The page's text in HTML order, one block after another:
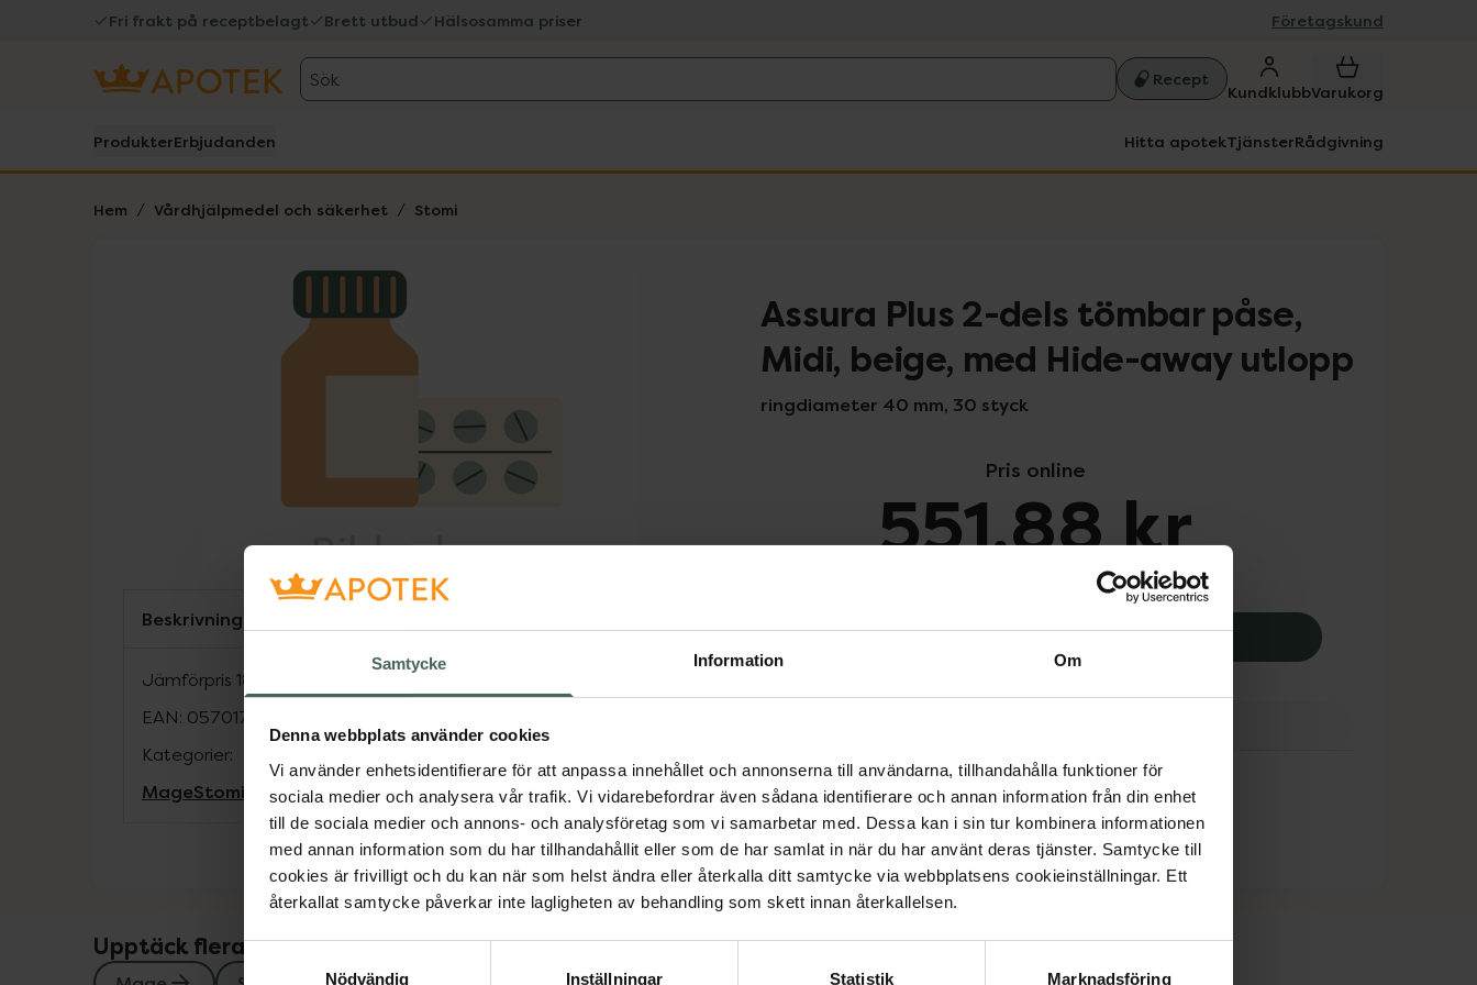
Samtycke Information Om
Denna webbplats använder cookies
Vi använder enhetsidentifierare för att anpassa innehållet och annonserna till användarna, tillhandahålla funktioner för
sociala medier och analysera vår trafik. Vi vidarebefordrar även sådana identifierare och annan information från din enhet
till de sociala medier och annons- och analysföretag som vi samarbetar med. Dessa kan i sin tur kombinera informationen
med annan information som du har tillhandahållit eller som de har samlat in när du har använt deras tjänster. Samtycke till
cookies är frivilligt och du kan när som helst ändra eller återkalla ditt samtycke via webbplatsens cookieinställningar. Ett
återkallat samtycke påverkar inte lagligheten av behandling som skett innan återkallelsen.
Samtyckesval
Nödvändig
Inställningar Statistik Marknadsföring
Fri frakt på receptbelagt Brett utbud Hälsosamma priser Företagskund
Sök Recept
KundklubbVarukorg
ProdukterErbjudanden Hitta apotekTjänsterRådgivning
Hem Vårdhjälpmedel och säkerhet Stomi
Lista: . Innehåller 1 objekt.
Assura Plus 2-dels tömbar påse,
Midi, beige, med Hide-away utlopp
ringdiameter 40 mm, 30 styck
Pris online
551,88 kr
551,88 kr
Köp
Aktuella erbjudanden
Beskrivning
Jämförpris 18,40 kr
EAN: 05701780773560
Kategorier:
MageStomi
Upptäck flera produkter inom